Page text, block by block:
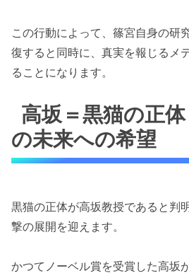
この行動によって、篠宮自身の研
復すると同時に、真実を報じるメ
ることになります。
高坂＝黒猫の正
の未来への希望
黒猫の正体が高坂教授であると判
撃の展開を迎えます。
かつてノーベル賞を受賞した高坂